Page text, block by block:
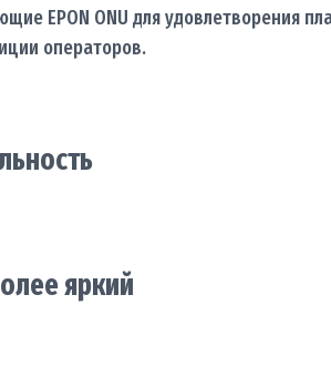
EPON ONU для удовлетворения
операторов.
яркий